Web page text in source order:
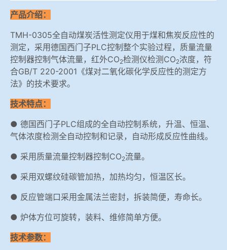
产品介绍：
TMH-0305全自动煤炭活性测定仪用于煤和焦炭反应性的
测定，采用德国西门子PLC控制整个实验过程，质量流量
控制器控制气体流量，红外CO2检测仪检测CO2浓度，符
合GB/T 220-2001《煤对二氧化碳化学反应性的测定方
法》的技术要求。
技术特点：
● 德国西门子PLC组成的全自动控制系统，升温、恒温、
气体浓度检测全自动控制和记录，自动形成反应性曲线。
● 采用质量流量控制器控制CO2流量。
● 采用双螺纹硅碳管加热，加热均匀，恒温区长。
● 反应管端口采用金属法兰密封，拆装简便，寿命长。
● 炉体方位可旋转，装料、维修简单方便。
技术参数：